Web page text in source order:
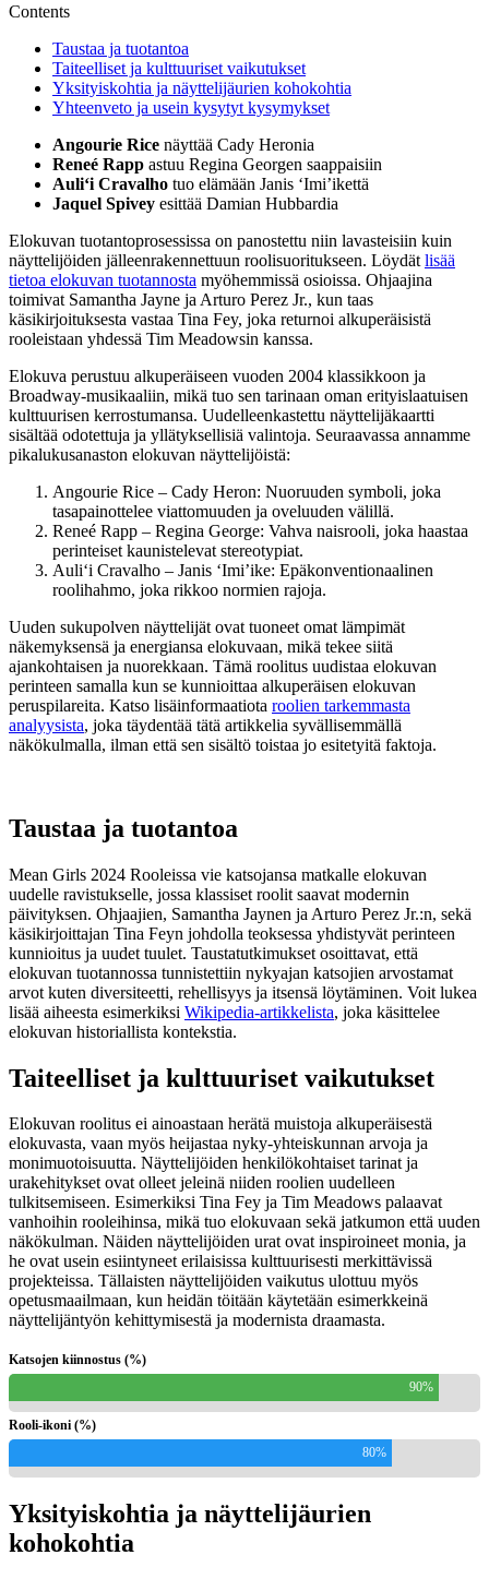
Contents
Taustaa ja tuotantoa
Taiteelliset ja kulttuuriset vaikutukset
Yksityiskohtia ja näyttelijäurien kohokohtia
Yhteenveto ja usein kysytyt kysymykset
Angourie Rice näyttää Cady Heronia
Reneé Rapp astuu Regina Georgen saappaisiin
Auliʻi Cravalho tuo elämään Janis ‘Imi’ikettä
Jaquel Spivey esittää Damian Hubbardia
Elokuvan tuotantoprosessissa on panostettu niin lavasteisiin kuin
näyttelijöiden jälleenrakennettuun roolisuoritukseen. Löydät lisää
tietoa elokuvan tuotannosta myöhemmissä osioissa. Ohjaajina
toimivat Samantha Jayne ja Arturo Perez Jr., kun taas
käsikirjoituksesta vastaa Tina Fey, joka returnoi alkuperäisistä
rooleistaan yhdessä Tim Meadowsin kanssa.
Elokuva perustuu alkuperäiseen vuoden 2004 klassikkoon ja
Broadway-musikaaliin, mikä tuo sen tarinaan oman erityislaatuisen
kulttuurisen kerrostumansa. Uudelleenkastettu näyttelijäkaartti
sisältää odotettuja ja yllätyksellisiä valintoja. Seuraavassa annamme
pikalukusanaston elokuvan näyttelijöistä:
Angourie Rice – Cady Heron: Nuoruuden symboli, joka
tasapainottelee viattomuuden ja oveluuden välillä.
Reneé Rapp – Regina George: Vahva naisrooli, joka haastaa
perinteiset kaunistelevat stereotypiat.
Auliʻi Cravalho – Janis ‘Imi’ike: Epäkonventionaalinen
roolihahmo, joka rikkoo normien rajoja.
Uuden sukupolven näyttelijät ovat tuoneet omat lämpimät
näkemyksensä ja energiansa elokuvaan, mikä tekee siitä
ajankohtaisen ja nuorekkaan. Tämä roolitus uudistaa elokuvan
perinteen samalla kun se kunnioittaa alkuperäisen elokuvan
peruspilareita. Katso lisäinformaatiota roolien tarkemmasta
analyysista, joka täydentää tätä artikkelia syvällisemmällä
näkökulmalla, ilman että sen sisältö toistaa jo esitetyitä faktoja.
Taustaa ja tuotantoa
Mean Girls 2024 Rooleissa vie katsojansa matkalle elokuvan
uudelle ravistukselle, jossa klassiset roolit saavat modernin
päivityksen. Ohjaajien, Samantha Jaynen ja Arturo Perez Jr.:n, sekä
käsikirjoittajan Tina Feyn johdolla teoksessa yhdistyvät perinteen
kunnioitus ja uudet tuulet. Taustatutkimukset osoittavat, että
elokuvan tuotannossa tunnistettiin nykyajan katsojien arvostamat
arvot kuten diversiteetti, rehellisyys ja itsensä löytäminen. Voit lukea
lisää aiheesta esimerkiksi Wikipedia-artikkelista, joka käsittelee
elokuvan historiallista kontekstia.
Taiteelliset ja kulttuuriset vaikutukset
Elokuvan roolitus ei ainoastaan herätä muistoja alkuperäisestä
elokuvasta, vaan myös heijastaa nyky-yhteiskunnan arvoja ja
monimuotoisuutta. Näyttelijöiden henkilökohtaiset tarinat ja
urakehitykset ovat olleet jeleinä niiden roolien uudelleen
tulkitsemiseen. Esimerkiksi Tina Fey ja Tim Meadows palaavat
vanhoihin rooleihinsa, mikä tuo elokuvaan sekä jatkumon että uuden
näkökulman. Näiden näyttelijöiden urat ovat inspiroineet monia, ja
he ovat usein esiintyneet erilaisissa kulttuurisesti merkittävissä
projekteissa. Tällaisten näyttelijöiden vaikutus ulottuu myös
opetusmaailmaan, kun heidän töitään käytetään esimerkkeinä
näyttelijäntyön kehittymisestä ja modernista draamasta.
Katsojen kiinnostus (%)
90%
Rooli-ikoni (%)
80%
Yksityiskohtia ja näyttelijäurien
kohokohtia